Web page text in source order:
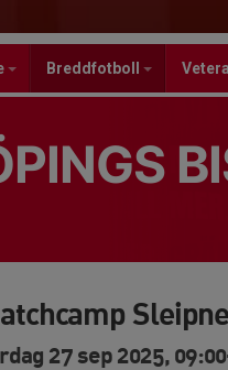
Breddfotboll
27 sep 2025,